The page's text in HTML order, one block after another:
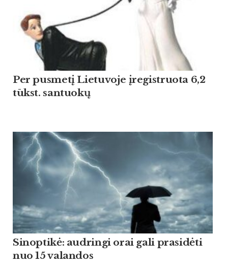
Per pusmetį Lietuvoje įregistruota 6,2
tūkst. santuokų
Sinoptikė: audringi orai gali prasidėti
nuo 15 valandos